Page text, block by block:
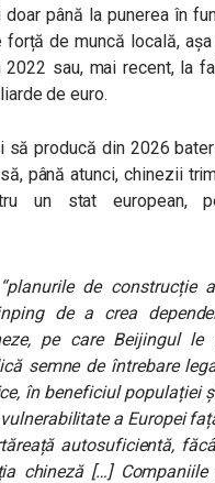
până la punerea în
de muncă locală,
sau, mai recent, la
de euro.
să producă din 2026
până atunci, chinezii
un stat european,
“planurile de construcție
de a crea
pe care Beijingul
semne de întrebare
în beneficiul populației
a Europei
autosuficientă,
chineză […]